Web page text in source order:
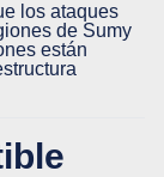
los ataques
de Sumy
están